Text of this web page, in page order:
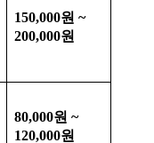
150,000원 ~
200,000원
80,000원 ~
120,000원